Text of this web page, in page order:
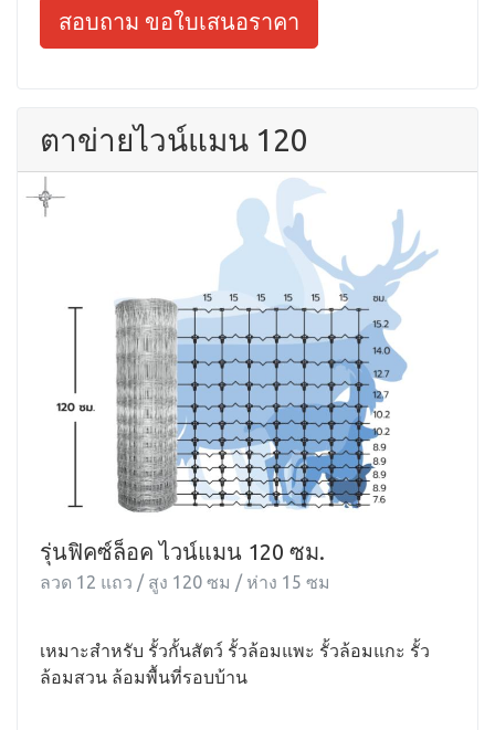
สอบถาม ขอใบเสนอราคา
ตาข่ายไวน์แมน 120
รุ่นฟิคซ์ล็อค ไวน์แมน 120 ซม.
ลวด 12 แถว / สูง 120 ซม / ห่าง 15 ซม
เหมาะสำหรับ รั้วกั้นสัตว์ รั้วล้อมแพะ รั้วล้อมแกะ รั้ว
ล้อมสวน ล้อมพื้นที่รอบบ้าน